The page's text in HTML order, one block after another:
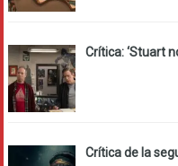
Crítica: ‘Stuart
Crítica de la